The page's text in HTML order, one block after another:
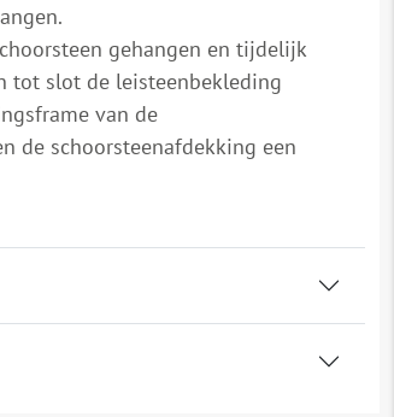
gehangen en tijdelijk
tot slot de leisteenbekleding
van de
de schoorsteenafdekking een